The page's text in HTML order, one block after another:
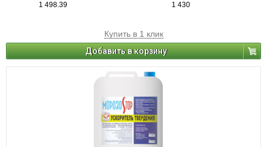
1 498.39 1 430
Купить в 1 клик
Добавить в корзину